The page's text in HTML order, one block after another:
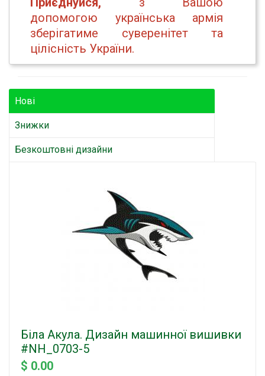
допомогою українська армія
зберігатиме суверенітет та
цілісність України.
Нові
Знижки
Безкоштовні дизайни
Біла Акула. Дизайн машинної вишивки
#NH_0703-5
$ 0.00